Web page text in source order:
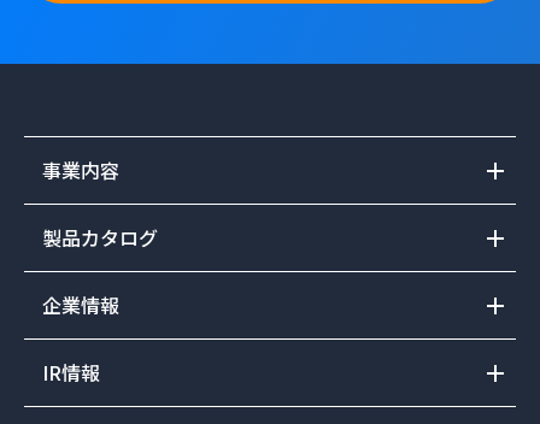
事業内容
製品カタログ
企業情報
IR情報